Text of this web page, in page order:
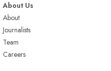
About Us
About
Journalists
Team
Careers